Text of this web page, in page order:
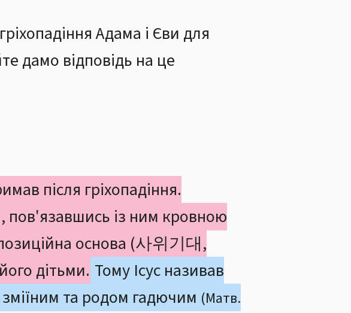
Адама і Єви для
дамо відповідь на це
після гріхопадіння.
із ним кровною
основа (사위기대,
дітьми. Тому Ісус називав
та родом гадючим (Матв.